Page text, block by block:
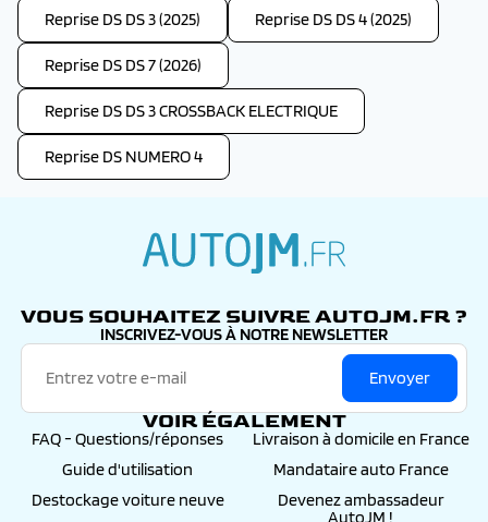
Reprise DS DS 3 (2025) Reprise DS DS 4 (2025)
Reprise DS DS 7 (2026)
Reprise DS DS 3 CROSSBACK ELECTRIQUE
Reprise DS NUMERO 4
VOUS SOUHAITEZ SUIVRE AUTOJM.FR ?
INSCRIVEZ-VOUS À NOTRE NEWSLETTER
Envoyer
VOIR ÉGALEMENT
FAQ - Questions/réponses
Livraison à domicile en France
Guide d'utilisation
Mandataire auto France
Destockage voiture neuve
Devenez ambassadeur
AutoJM !